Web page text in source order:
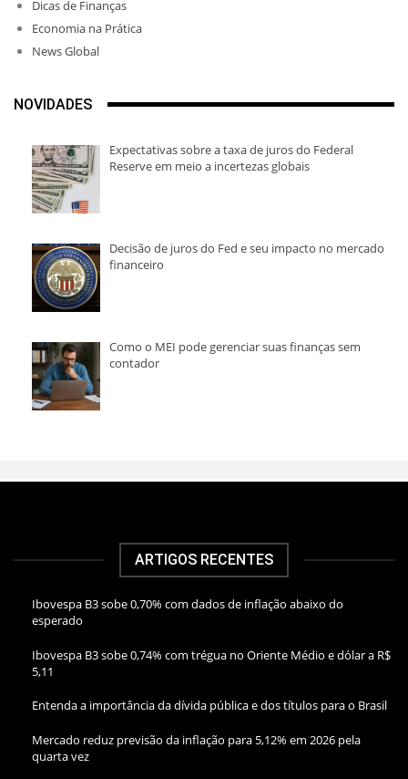
Dicas de Finanças
Economia na Prática
News Global
NOVIDADES
Expectativas sobre a taxa de juros do Federal
Reserve em meio a incertezas globais
Decisão de juros do Fed e seu impacto no mercado
financeiro
Como o MEI pode gerenciar suas finanças sem
contador
ARTIGOS RECENTES
Ibovespa B3 sobe 0,70% com dados de inflação abaixo do
esperado
Ibovespa B3 sobe 0,74% com trégua no Oriente Médio e dólar a R$
5,11
Entenda a importância da dívida pública e dos títulos para o Brasil
Mercado reduz previsão da inflação para 5,12% em 2026 pela
quarta vez